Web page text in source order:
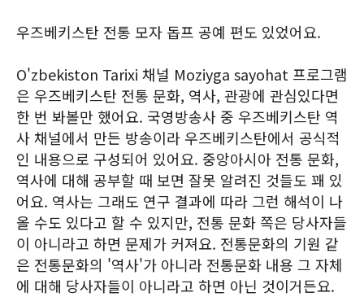
우즈베키스탄 전통 모자 돕프 공예 편도 있었어요.
O'zbekiston Tarixi 채널 Moziyga sayohat 프로그램
은 우즈베키스탄 전통 문화, 역사, 관광에 관심있다면
한 번 봐볼만 했어요. 국영방송사 중 우즈베키스탄 역
사 채널에서 만든 방송이라 우즈베키스탄에서 공식적
인 내용으로 구성되어 있어요. 중앙아시아 전통 문화,
역사에 대해 공부할 때 보면 잘못 알려진 것들도 꽤 있
어요. 역사는 그래도 연구 결과에 따라 그런 해석이 나
올 수도 있다고 할 수 있지만, 전통 문화 쪽은 당사자들
이 아니라고 하면 문제가 커져요. 전통문화의 기원 같
은 전통문화의 '역사'가 아니라 전통문화 내용 그 자체
에 대해 당사자들이 아니라고 하면 아닌 것이거든요.